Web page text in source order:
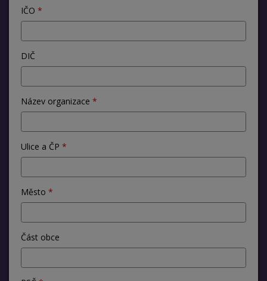
IČO
DIČ
Název organizace
Ulice a ČP
Město
Část obce